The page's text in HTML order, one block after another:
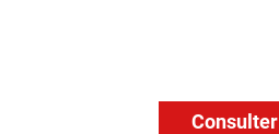
Consulter